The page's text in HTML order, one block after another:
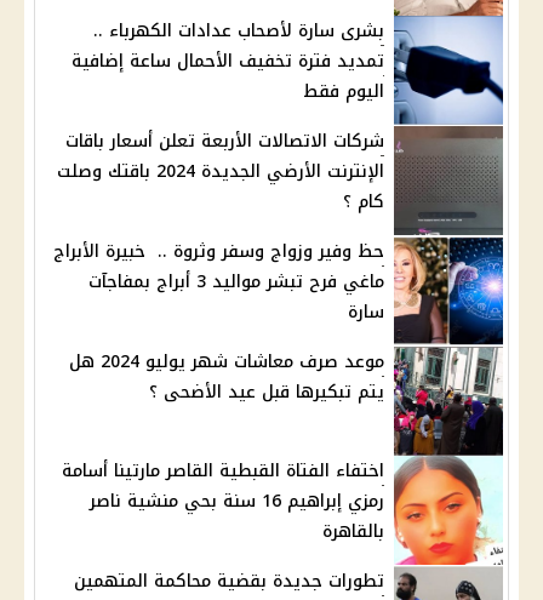
بشرى سارة لأصحاب عدادات الكهرباء ..
تمديد فترة تخفيف الأحمال ساعة إضافية
اليوم فقط
شركات الاتصالات الأربعة تعلن أسعار باقات
الإنترنت الأرضي الجديدة 2024 باقتك وصلت
كام ؟
حظ وفير وزواج وسفر وثروة .. خبيرة الأبراج
ماغي فرح تبشر مواليد 3 أبراج بمفاجآت
سارة
موعد صرف معاشات شهر يوليو 2024 هل
يتم تبكيرها قبل عيد الأضحى ؟
اختفاء الفتاة القبطية القاصر مارتينا أسامة
رمزي إبراهيم 16 سنة بحي منشية ناصر
بالقاهرة
تطورات جديدة بقضية محاكمة المتهمين